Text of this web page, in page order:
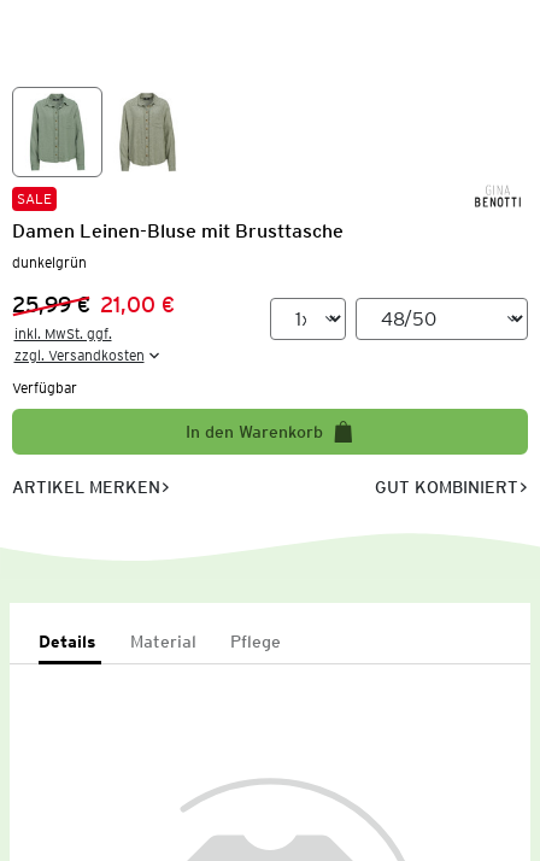
SALE
Damen Leinen-Bluse mit Brusttasche
dunkelgrün
Vorheriger Preis:
25,99 €
Neuer Preis:21,00 €
inkl. MwSt. ggf.
zzgl. Versandkosten
Verfügbar
In den Warenkorb
ARTIKEL MERKEN GUT KOMBINIERT
Details Material Pflege